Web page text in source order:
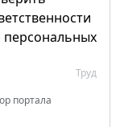
персональных
Труд
портала